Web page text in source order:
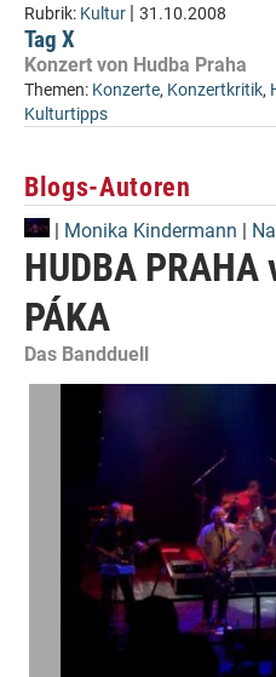
Rubrik: Kultur | 31.10.2008
Tag X
Konzert von Hudba Praha
Themen: Konzerte, Konzertkritik,
Kulturtipps
Blogs-Autoren
| Monika Kindermann |
HUDBA
PÁKA
Das Bandduell